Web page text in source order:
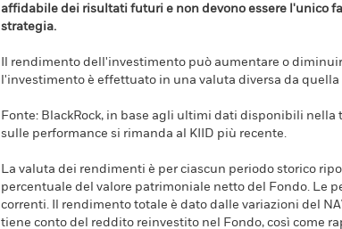
affidabile dei risultati futuri e non devono essere l'unico
strategia.
Il rendimento dell'investimento può aumentare o
l'investimento è effettuato in una valuta diversa da
Fonte: BlackRock, in base agli ultimi dati disponibili
sulle performance si rimanda al KIID più recente.
La valuta dei rendimenti è per ciascun periodo storico
percentuale del valore patrimoniale netto del Fondo. Le
correnti. Il rendimento totale è dato dalle variazioni del
tiene conto del reddito reinvestito nel Fondo, così come